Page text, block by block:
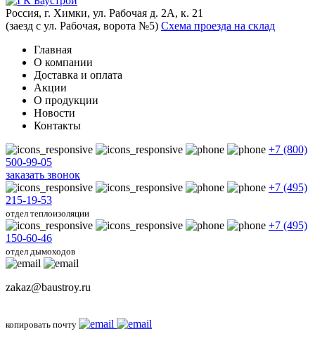
Россия, г. Химки, ул. Рабочая д. 2А, к. 21
(заезд с ул. Рабочая, ворота №5) Схема проезда на склад
Главная
О компании
Доставка и оплата
Акции
О продукции
Новости
Контакты
+7 (800)
500-99-05
заказать звонок
+7 (495)
215-19-53
отдел теплоизоляции
+7 (495)
150-60-46
отдел дымоходов
zakaz@baustroy.ru
копировать почту